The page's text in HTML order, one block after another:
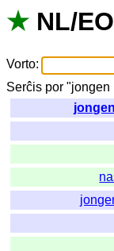
★ NL/EO
Vorto:
Serĉis por "jongen